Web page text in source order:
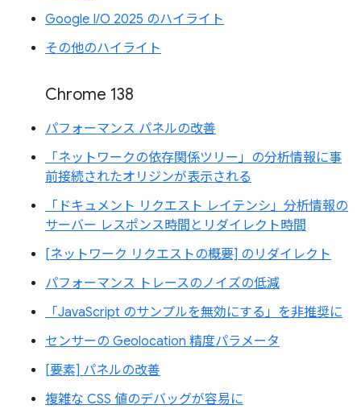
Google I/O 2025 のハイライト
その他のハイライト
Chrome 138
パフォーマンス パネルの改善
「ネットワークの依存関係ツリー」の分析情報に事
前接続されたオリジンが表示される
「ドキュメント リクエスト レイテンシ」分析情報の
サーバー レスポンス時間とリダイレクト時間
[ネットワーク リクエストの概要] のリダイレクト
パフォーマンス トレースのノイズの低減
「JavaScript のサンプルを無効にする」を非推奨に
センサーの Geolocation 精度パラメータ
[要素] パネルの改善
複雑な CSS 値のデバッグが容易に